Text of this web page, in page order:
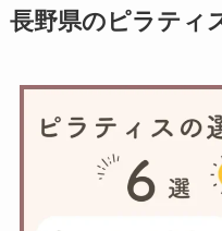
長野県のピラティ